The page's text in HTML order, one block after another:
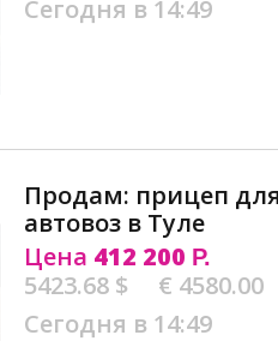
Сегодня в 14:49
Продам: прицеп
автовоз в Туле
Цена 412 200 Р.
5423.68 $
€ 4580.00
Сегодня в 14:49